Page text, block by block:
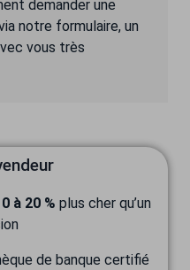
demander une
notre formulaire, un
vous très
à 20 % plus cher qu’un
de banque certifié